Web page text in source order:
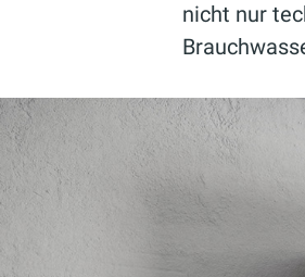
nicht nur